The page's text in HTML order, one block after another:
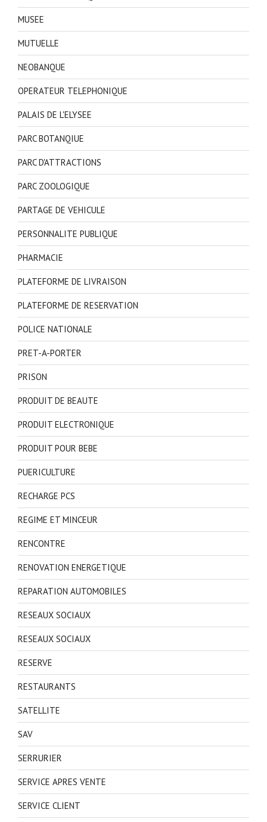
MUSEE
MUTUELLE
NEOBANQUE
OPERATEUR TELEPHONIQUE
PALAIS DE L'ELYSEE
PARC BOTANQIUE
PARC D'ATTRACTIONS
PARC ZOOLOGIQUE
PARTAGE DE VEHICULE
PERSONNALITE PUBLIQUE
PHARMACIE
PLATEFORME DE LIVRAISON
PLATEFORME DE RESERVATION
POLICE NATIONALE
PRET-A-PORTER
PRISON
PRODUIT DE BEAUTE
PRODUIT ELECTRONIQUE
PRODUIT POUR BEBE
PUERICULTURE
RECHARGE PCS
REGIME ET MINCEUR
RENCONTRE
RENOVATION ENERGETIQUE
REPARATION AUTOMOBILES
RESEAUX SOCIAUX
RESEAUX SOCIAUX
RESERVE
RESTAURANTS
SATELLITE
SAV
SERRURIER
SERVICE APRES VENTE
SERVICE CLIENT